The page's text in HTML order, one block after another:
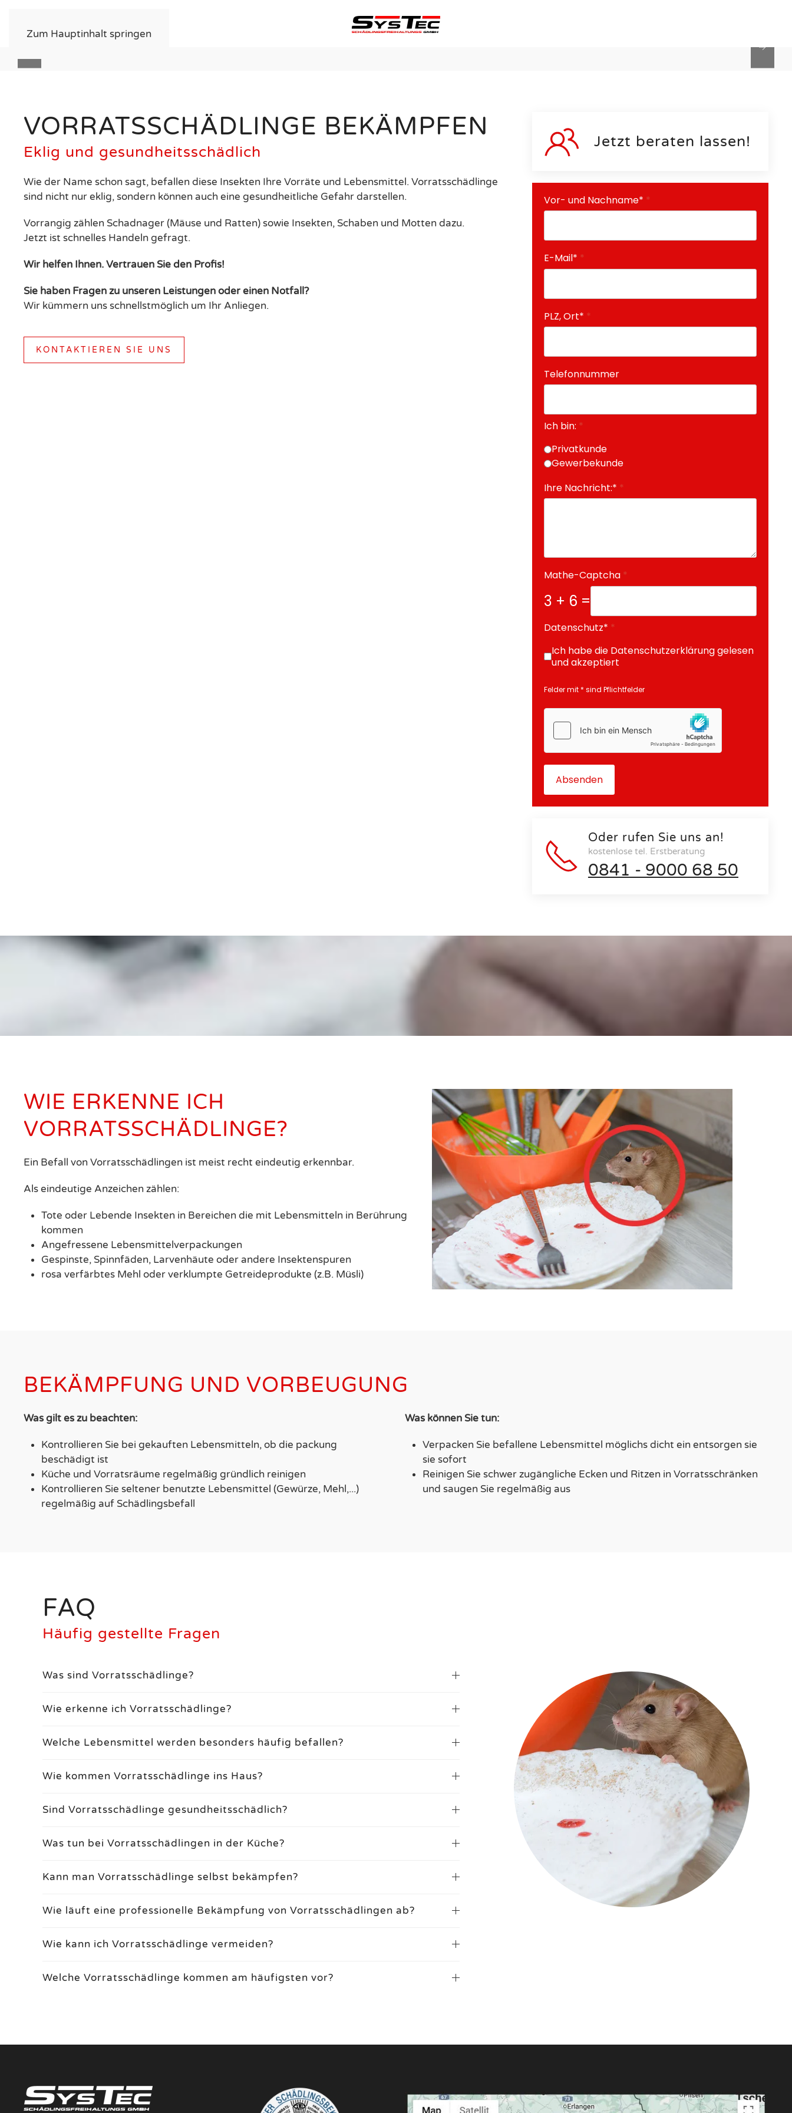
Zum Hauptinhalt springen vorratsschaedlinge
VORRATSSCHÄDLINGE BEKÄMPFEN
Eklig und gesundheitsschädlich
Wie der Name schon sagt, befallen diese Insekten Ihre Vorräte und Lebensmittel. Vorratsschädlinge
sind nicht nur eklig, sondern können auch eine gesundheitliche Gefahr darstellen.
Vorrangig zählen Schadnager (Mäuse und Ratten) sowie Insekten, Schaben und Motten dazu.
Jetzt ist schnelles Handeln gefragt.
Wir helfen Ihnen. Vertrauen Sie den Profis!
Sie haben Fragen zu unseren Leistungen oder einen Notfall?
Wir kümmern uns schnellstmöglich um Ihr Anliegen.
KONTAKTIEREN SIE UNS
Jetzt beraten lassen!
Vor- und Nachname* *
E-Mail* *
PLZ, Ort* *
Telefonnummer
Ich bin: *
Privatkunde
Gewerbekunde
Ihre Nachricht:* *
Mathe-Captcha *
3 + 6 =
Datenschutz* *
Ich habe die Datenschutzerklärung gelesen
und akzeptiert
Felder mit * sind Pflichtfelder
hCaptcha
Absenden
Oder rufen Sie uns an!
kostenlose tel. Erstberatung
0841 - 9000 68 50
WIE ERKENNE ICH
VORRATSSCHÄDLINGE?
Ein Befall von Vorratsschädlingen ist meist recht eindeutig erkennbar.
Als eindeutige Anzeichen zählen:
Tote oder Lebende Insekten in Bereichen die mit Lebensmitteln in Berührung
kommen
Angefressene Lebensmittelverpackungen
Gespinste, Spinnfäden, Larvenhäute oder andere Insektenspuren
rosa verfärbtes Mehl oder verklumpte Getreideprodukte (z.B. Müsli)
BEKÄMPFUNG UND VORBEUGUNG
Was gilt es zu beachten:
Kontrollieren Sie bei gekauften Lebensmitteln, ob die packung
beschädigt ist
Küche und Vorratsräume regelmäßig gründlich reinigen
Kontrollieren Sie seltener benutzte Lebensmittel (Gewürze, Mehl,...)
regelmäßig auf Schädlingsbefall
Was können Sie tun:
Verpacken Sie befallene Lebensmittel möglichs dicht ein entsorgen sie
sie sofort
Reinigen Sie schwer zugängliche Ecken und Ritzen in Vorratsschränken
und saugen Sie regelmäßig aus
FAQ
Häufig gestellte Fragen
Was sind Vorratsschädlinge?
Wie erkenne ich Vorratsschädlinge?
Welche Lebensmittel werden besonders häufig befallen?
Wie kommen Vorratsschädlinge ins Haus?
Sind Vorratsschädlinge gesundheitsschädlich?
Was tun bei Vorratsschädlingen in der Küche?
Kann man Vorratsschädlinge selbst bekämpfen?
Wie läuft eine professionelle Bekämpfung von Vorratsschädlingen ab?
Wie kann ich Vorratsschädlinge vermeiden?
Welche Vorratsschädlinge kommen am häufigsten vor?